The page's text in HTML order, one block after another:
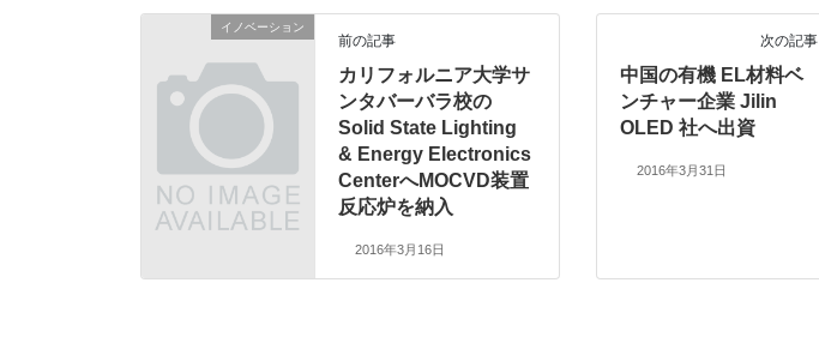
イノベーション
前の記事
カリフォルニア大学サ
ンタバーバラ校の
Solid State Lighting
& Energy Electronics
CenterへMOCVD装置
反応炉を納入
2016年3月16日
次の記事
中国の有機 EL材料ベ
ンチャー企業 Jilin
OLED 社へ出資
2016年3月31日